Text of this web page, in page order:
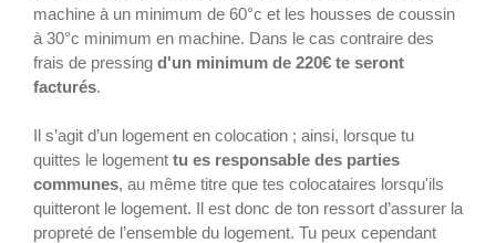
machine à un minimum de 60°c et les housses de coussin
à 30°c minimum en machine. Dans le cas contraire des
frais de pressing d'un minimum de 220€ te seront
facturés.
Il s’agit d’un logement en colocation ; ainsi, lorsque tu
quittes le logement tu es responsable des parties
communes, au même titre que tes colocataires lorsqu'ils
quitteront le logement. Il est donc de ton ressort d’assurer la
propreté de l’ensemble du logement. Tu peux cependant